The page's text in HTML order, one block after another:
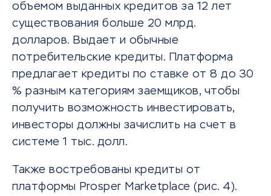
объемом выданных кредитов за 12 лет
существования больше 20 млрд.
долларов. Выдает и обычные
потребительские кредиты. Платформа
предлагает кредиты по ставке от 8 до 30
% разным категориям заемщиков, чтобы
получить возможность инвестировать,
инвесторы должны зачислить на счет в
системе 1 тыс. долл.
Также востребованы кредиты от
платформы Prosper Marketplace (рис. 4).